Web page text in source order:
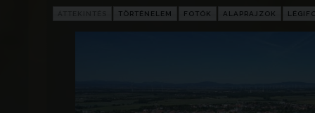
TÖRTÉNELEM FOTÓK ALAPRAJZOK